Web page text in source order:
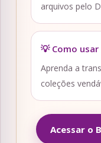
arquivos pelo
💡 Como
Aprenda a
coleções
Acessar o